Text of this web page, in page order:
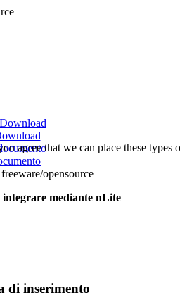
agree that we can place these types
opensource
integrare mediante nLite
di inserimento